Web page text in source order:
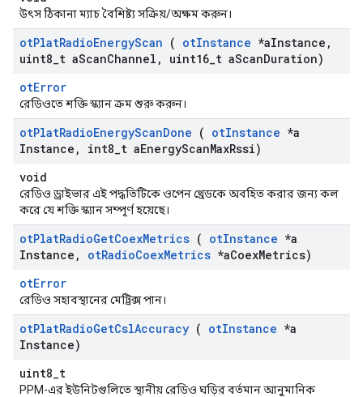
উৎস ঠিকানা ম্যাচ বৈশিষ্ট্য সক্রিয়/অক্ষম করুন।
otPlatRadioEnergyScan ( otInstance *aInstance ,
uint8 t aScanChannel , uint16 t aScanDuration)
otError
রেডিওতে শক্তি স্ক্যান ক্রম শুরু করুন।
otPlatRadioEnergyScanDone ( otInstance *a
Instance , int8 t aEnergyScanMaxRssi)
void
রেডিও ড্রাইভার এই পদ্ধতিটিকে ওপেন থ্রেডকে অবহিত করার জন্য কল
করে যে শক্তি স্ক্যান সম্পূর্ণ হয়েছে।
otPlatRadioGetCoexMetrics ( otInstance *a
Instance , otRadioCoexMetrics *aCoexMetrics)
otError
রেডিও সহাবস্থানের মেট্রিক্স পান।
otPlatRadioGetCslAccuracy ( otInstance *a
Instance)
uint8_t
PPM-এর ইউনিটগুলিতে স্থানীয় রেডিও ঘড়ির বর্তমান আনুমানিক